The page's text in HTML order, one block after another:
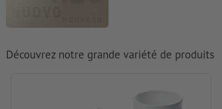
Découvrez notre grande variété de produits